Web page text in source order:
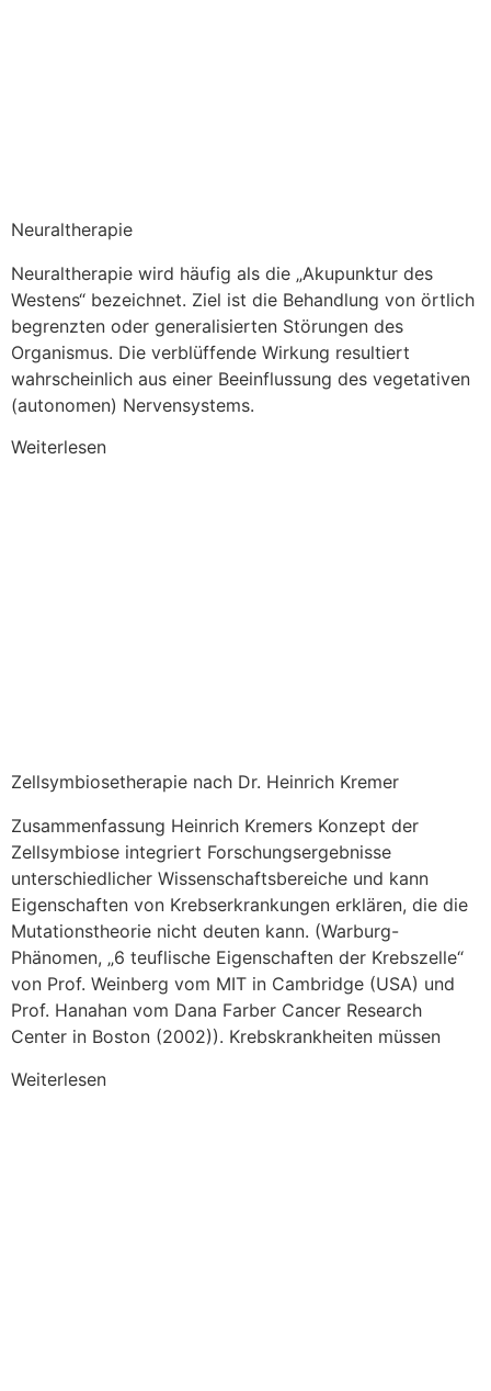
Neuraltherapie
Neuraltherapie wird häufig als die „Akupunktur des
Westens“ bezeichnet. Ziel ist die Behandlung von örtlich
begrenzten oder generalisierten Störungen des
Organismus. Die verblüffende Wirkung resultiert
wahrscheinlich aus einer Beeinflussung des vegetativen
(autonomen) Nervensystems.
Weiterlesen
Zellsymbiosetherapie nach Dr. Heinrich Kremer
Zusammenfassung Heinrich Kremers Konzept der
Zellsymbiose integriert Forschungsergebnisse
unterschiedlicher Wissenschaftsbereiche und kann
Eigenschaften von Krebserkrankungen erklären, die die
Mutationstheorie nicht deuten kann. (Warburg-
Phänomen, „6 teuflische Eigenschaften der Krebszelle“
von Prof. Weinberg vom MIT in Cambridge (USA) und
Prof. Hanahan vom Dana Farber Cancer Research
Center in Boston (2002)). Krebskrankheiten müssen
Weiterlesen